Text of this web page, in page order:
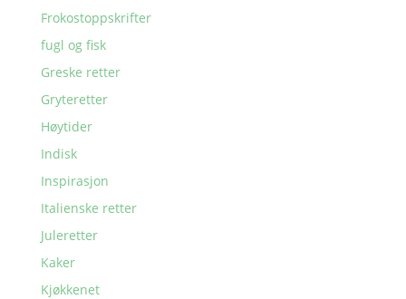
Frokostoppskrifter
fugl og fisk
Greske retter
Gryteretter
Høytider
Indisk
Inspirasjon
Italienske retter
Juleretter
Kaker
Kjøkkenet